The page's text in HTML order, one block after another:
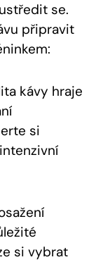
se.
připravit⁣
kávy hraje⁤
si
si vybrat